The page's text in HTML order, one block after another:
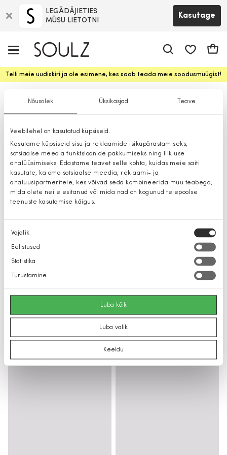
Nõusolek Üksikasjad Teave
Veebilehel on kasutatud küpsiseid.
Kasutame küpsiseid sisu ja reklaamide isikupärastamiseks,
sotsiaalse meedia funktsioonide pakkumiseks ning liikluse
analüüsimiseks. Edastame teavet selle kohta, kuidas meie saiti
kasutate, ka oma sotsiaalse meedia, reklaami- ja
analüüsipartneritele, kes võivad seda kombineerida muu teabega,
mida olete neile esitanud või mida nad on kogunud teiepoolse
teenuste kasutamise käigus.
Nõusoleku
valik
Vajalik
Eelistused
Statistika
Turustamine
Luba kõik
Luba valik
Keeldu
LEGĀDĀJIETIES
MŪSU LIETOTNI
Kasutage
Telli meie uudiskiri ja ole esimene, kes saab teada meie soodusmüügist!
Džemprid